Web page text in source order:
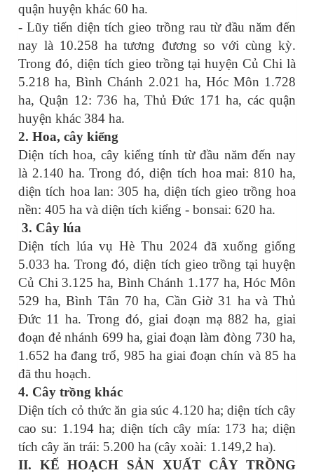
quận huyện khác 60 ha.
- Lũy tiến diện tích gieo trồng rau từ đầu năm đến
nay là 10.258 ha tương đương so với cùng kỳ.
Trong đó, diện tích gieo trồng tại huyện Củ Chi là
5.218 ha, Bình Chánh 2.021 ha, Hóc Môn 1.728
ha, Quận 12: 736 ha, Thủ Đức 171 ha, các quận
huyện khác 384 ha.
2. Hoa, cây kiểng
Diện tích hoa, cây kiểng tính từ đầu năm đến nay
là 2.140 ha. Trong đó, diện tích hoa mai: 810 ha,
diện tích hoa lan: 305 ha, diện tích gieo trồng hoa
nền: 405 ha và diện tích kiểng - bonsai: 620 ha.
3. Cây lúa
Diện tích lúa vụ Hè Thu 2024 đã xuống giống
5.033 ha. Trong đó, diện tích gieo trồng tại huyện
Củ Chi 3.125 ha, Bình Chánh 1.177 ha, Hóc Môn
529 ha, Bình Tân 70 ha, Cần Giờ 31 ha và Thủ
Đức 11 ha. Trong đó, giai đoạn mạ 882 ha, giai
đoạn đẻ nhánh 699 ha, giai đoạn làm đòng 730 ha,
1.652 ha đang trổ, 985 ha giai đoạn chín và 85 ha
đã thu hoạch.
4. Cây trồng khác
Diện tích cỏ thức ăn gia súc 4.120 ha; diện tích cây
cao su: 1.194 ha; diện tích cây mía: 173 ha; diện
tích cây ăn trái: 5.200 ha (cây xoài: 1.149,2 ha).
II. KẾ HOẠCH SẢN XUẤT CÂY TRỒNG